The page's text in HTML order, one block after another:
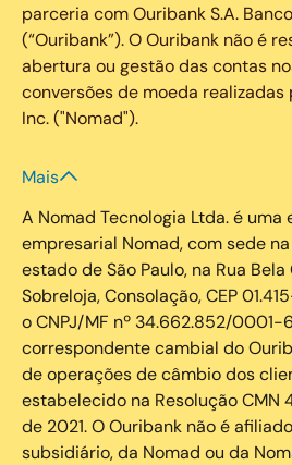
parceria com Ouribank S.A.
(“Ouribank”). O Ouribank não é
abertura ou gestão das contas
conversões de moeda
Inc. ("Nomad").
Mais
A Nomad Tecnologia Ltda. é
empresarial Nomad, com sede
estado de São Paulo, na Rua Bela
Sobreloja, Consolação, CEP
o CNPJ/MF nº 34.662.852/0001-
correspondente cambial do
de operações de câmbio dos
estabelecido na Resolução CMN
de 2021. O Ouribank não é
subsidiário, da Nomad ou da